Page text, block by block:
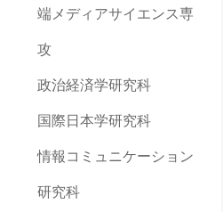
端メディアサイエンス専
攻
政治経済学研究科
国際日本学研究科
情報コミュニケーション
研究科